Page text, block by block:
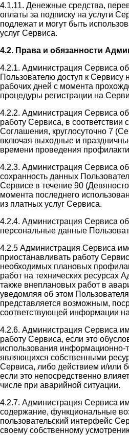
4.1.11. Денежные средства,
оплаты за подписку на услуги
подлежат и могут быть
услуг Сервиса.
4.2. Права и обязанности
4.2.1. Администрация Сервиса
Пользователю доступ к Сервису
рабочих дней с момента
процедуры регистрации на
4.2.2. Администрация Сервиса
работу Сервиса, в соответствии
Соглашения, круглосуточно 7
включая выходные и
времени проведения
4.2.3. Администрация Сервиса
сохранность данных
Сервисе в течение 90
момента последнего
из платных услуг Сервиса.
4.2.4. Администрация Сервиса
персональные данные
4.2.5 Администрация Сервиса
приостанавливать работу
необходимых плановых
работ на технических ресурсах
также внеплановых работ в
уведомляя об этом
представляется возможным,
соответствующей информации
4.2.6. Администрация Сервиса
работу Сервиса, если это
использования информационно-
являющихся собственными
Сервиса, либо действием и/или
если это непосредственно
числе при аварийной ситуации.
4.2.7. Администрация Сервиса
содержание, функциональные
пользовательский интерфейс
своему собственному